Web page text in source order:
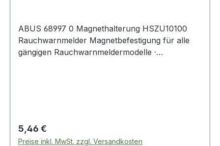
ABUS 68997 0 Magnethalterung HSZU10100
Rauchwarnmelder Magnetbefestigung für alle
gängigen Rauchwarnmeldermodelle ·
Regulärer Preis:
5,46 €
Preise inkl. MwSt. zzgl. Versandkosten